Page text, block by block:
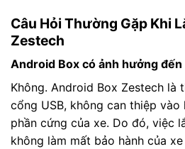
Câu Hỏi Thường Gặp Khi
Zestech
Android Box có ảnh hưởng
Không. Android Box Zestech là
cổng USB, không can thiệp
phần cứng của xe. Do đó, việc
không làm mất bảo hành của